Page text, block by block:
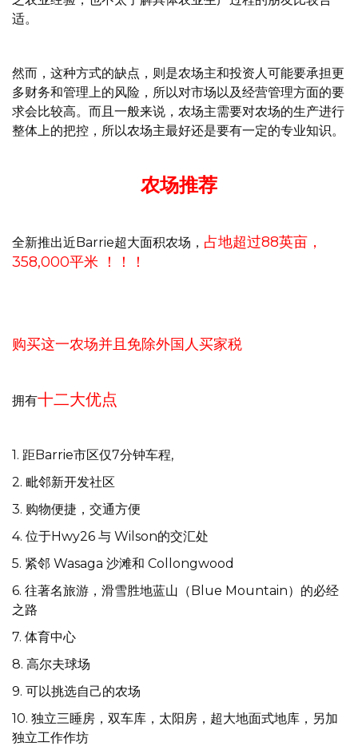
适。
然而，这种方式的缺点，则是农场主和投资人可能要承担更
多财务和管理上的风险，所以对市场以及经营管理方面的要
求会比较高。而且一般来说，农场主需要对农场的生产进行
整体上的把控，所以农场主最好还是要有一定的专业知识。
农场推荐
全新推出近Barrie超大面积农场， 占地超过88英亩，
358,000平米 ！！！
购买这一农场并且免除外国人买家税
拥有十二大优点
1. 距Barrie市区仅7分钟车程,
2. 毗邻新开发社区
3. 购物便捷，交通方便
4. 位于Hwy26 与 Wilson的交汇处
5. 紧邻 Wasaga 沙滩和 Collongwood
6. 往著名旅游，滑雪胜地蓝山（Blue Mountain）的必经
之路
7. 体育中心
8. 高尔夫球场
9. 可以挑选自己的农场
10. 独立三睡房，双车库，太阳房，超大地面式地库，另加
独立工作作坊